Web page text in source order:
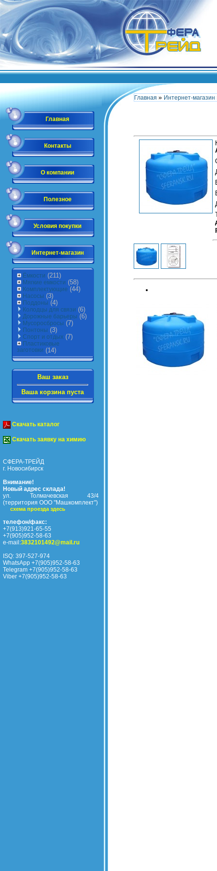
Главная
Контакты
О компании
Полезное
Условия покупки
Интернет-магазин
Ёмкости (211)
Мягкие емкости (58)
Комплектующие (44)
Насосы (3)
Поддоны (4)
Колодцы для связи (6)
Дорожные барьеры (6)
Мусоросбросы (7)
Понтоны (3)
Спорт и отдых (7)
Пластиковые
заготовки (14)
Ваш заказ
Ваша корзина пуста
Скачать каталог
Скачать заявку на химию
СФЕРА-ТРЕЙД
г. Новосибирск
Внимание!
Новый адрес склада!
ул. Толмачевская 43/4
(территория ООО "Машкомплект")
схема проезда здесь
телефон/факс:
+7(913)921-65-55
+7(905)952-58-63
e-mail:3832101492@mail.ru
ISQ: 397-527-974
WhatsApp +7(905)952-58-63
Telegram +7(905)952-58-63
Viber +7(905)952-58-63
Главная » Интернет-магазин